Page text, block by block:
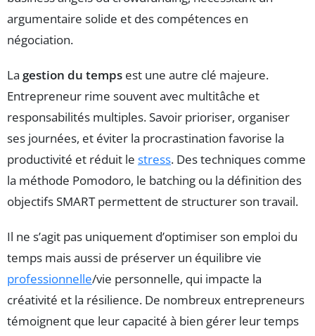
argumentaire solide et des compétences en
négociation.
La gestion du temps est une autre clé majeure.
Entrepreneur rime souvent avec multitâche et
responsabilités multiples. Savoir prioriser, organiser
ses journées, et éviter la procrastination favorise la
productivité et réduit le stress. Des techniques comme
la méthode Pomodoro, le batching ou la définition des
objectifs SMART permettent de structurer son travail.
Il ne s’agit pas uniquement d’optimiser son emploi du
temps mais aussi de préserver un équilibre vie
professionnelle/vie personnelle, qui impacte la
créativité et la résilience. De nombreux entrepreneurs
témoignent que leur capacité à bien gérer leur temps